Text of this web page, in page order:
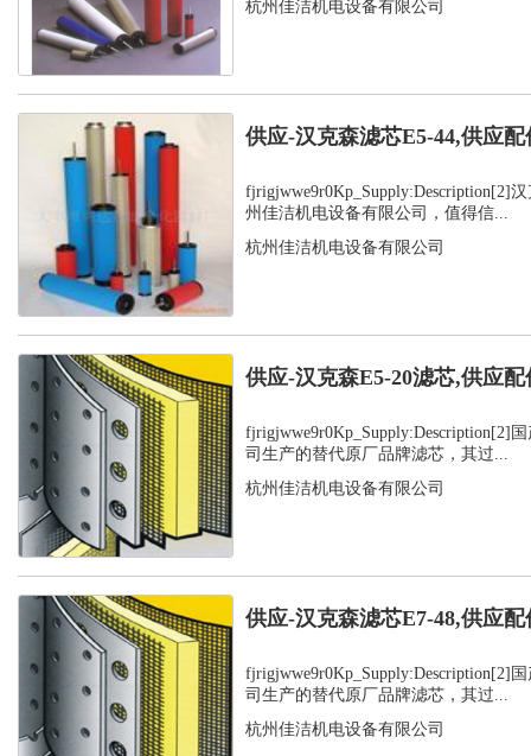
杭州佳洁机电设备有限公司
供应-汉克森滤芯E5-44,供应配
fjrigjwwe9r0Kp_Supply:Description[2]
州佳洁机电设备有限公司，值得信...
杭州佳洁机电设备有限公司
供应-汉克森E5-20滤芯,供应配
fjrigjwwe9r0Kp_Supply:Description[2]
司生产的替代原厂品牌滤芯，其过...
杭州佳洁机电设备有限公司
供应-汉克森滤芯E7-48,供应配
fjrigjwwe9r0Kp_Supply:Description[2]
司生产的替代原厂品牌滤芯，其过...
杭州佳洁机电设备有限公司